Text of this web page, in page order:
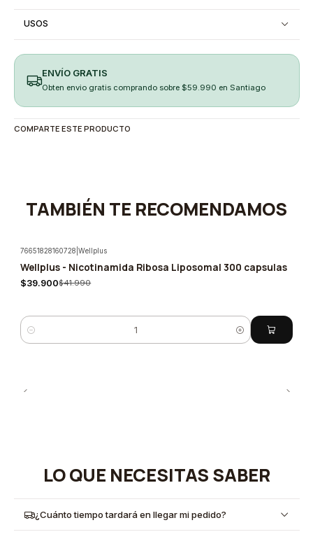
USOS
ENVÍO GRATIS
Obten envio gratis comprando sobre $59.990 en Santiago
COMPARTE ESTE PRODUCTO
TAMBIÉN TE RECOMENDAMOS
-5%
76651828160728 |Wellplus
Wellplus - Nicotinamida Ribosa Liposomal 300 capsulas
$39.900$41.990
Cantidad
LO QUE NECESITAS SABER
¿Cuánto tiempo tardará en llegar mi pedido?